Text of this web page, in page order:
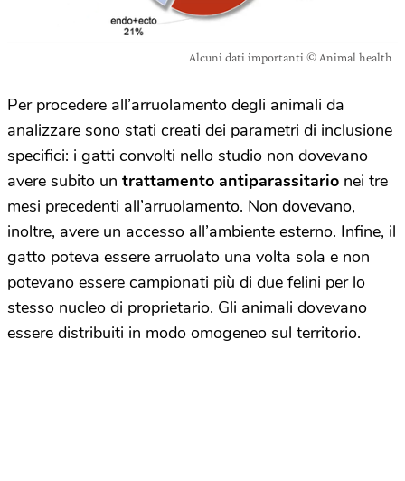
Alcuni dati importanti © Animal health
Per procedere all’arruolamento degli animali da
analizzare sono stati creati dei parametri di inclusione
specifici: i gatti convolti nello studio non dovevano
avere subito un trattamento antiparassitario nei tre
mesi precedenti all’arruolamento. Non dovevano,
inoltre, avere un accesso all’ambiente esterno. Infine, il
gatto poteva essere arruolato una volta sola e non
potevano essere campionati più di due felini per lo
stesso nucleo di proprietario. Gli animali dovevano
essere distribuiti in modo omogeneo sul territorio.